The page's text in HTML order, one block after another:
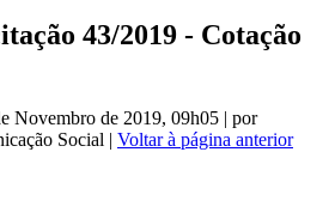
43/2019 - Cotação
Novembro de 2019, 09h05 | por
Social | Voltar à página anterior